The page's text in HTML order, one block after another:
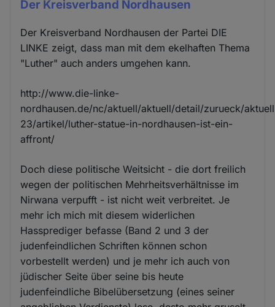
Der Kreisverband Nordhausen
Der Kreisverband Nordhausen der Partei DIE
LINKE zeigt, dass man mit dem ekelhaften Thema
"Luther" auch anders umgehen kann.
http://www.die-linke-
nordhausen.de/nc/aktuell/aktuell/detail/zurueck/
23/artikel/luther-statue-in-nordhausen-ist-ein-
affront/
Doch diese politische Weitsicht - die dort freilich
wegen der politischen Mehrheitsverhältnisse im
Nirwana verpufft - ist nicht weit verbreitet. Je
mehr ich mich mit diesem widerlichen
Hassprediger befasse (Band 2 und 3 der
judenfeindlichen Schriften können schon
vorbestellt werden) und je mehr ich auch von
jüdischer Seite über seine bis heute
judenfeindliche Bibelübersetzung (eines seiner